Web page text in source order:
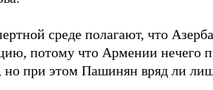
среде полагают, что
потому что Армении нечего
но при этом Пашинян вряд ли